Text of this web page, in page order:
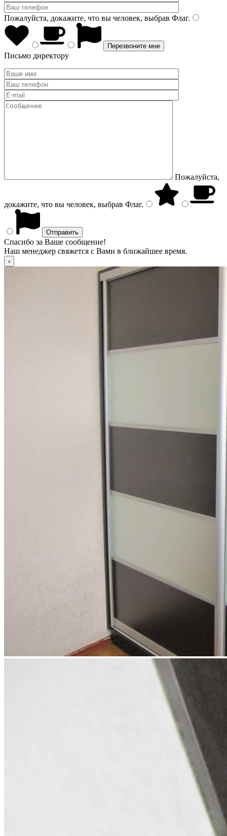
Пожалуйста, докажите, что вы человек, выбрав Флаг.
Письмо директору
Пожалуйста,
докажите, что вы человек, выбрав Флаг.
Спасибо за Ваше сообщение!
Наш менеджер свяжется с Вами в ближайшее время.